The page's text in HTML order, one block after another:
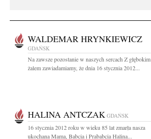
WALDEMAR HRYNKIEWICZ
GDAŃSK
Na zawsze pozostanie w naszych sercach Z głębokim
żalem zawiadamiamy, że dnia 16 stycznia 2012...
HALINA ANTCZAK GDAŃSK
16 stycznia 2012 roku w wieku 85 lat zmarła nasza
ukochana Mama, Babcia i Prababcia Halina...